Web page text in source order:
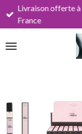
Passer
principal
Livraison offerte
France